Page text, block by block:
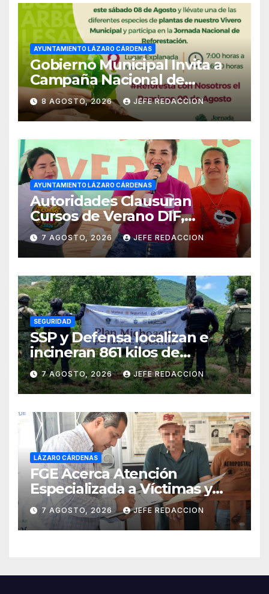
AYUNTAMIENTO LÁZARO CÁRDENAS
Gobierno Municipal Invita a
Campaña Nacional de
Reforestación
8 AGOSTO, 2026 JEFE REDACCION
AYUNTAMIENTO LÁZARO CÁRDENAS
Autoridades Clausuran
Cursos de Verano DIF,
Seguridad Pública y Casa de
Cultura 2026
7 AGOSTO, 2026 JEFE REDACCION
SEGURIDAD
SSP y Defensa localizan e
incineran 861 kilos de
marihuana en Huetamo
7 AGOSTO, 2026 JEFE REDACCION
LÁZARO CÁRDENAS
FGE Acerca Atención
Especializada a Víctimas y
Ciudadanía de Coalcomán
7 AGOSTO, 2026 JEFE REDACCION